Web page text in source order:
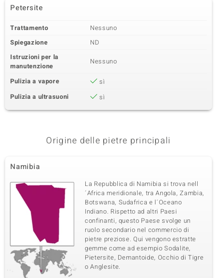
Petersite
Trattamento
Nessuno
Spiegazione
ND
Istruzioni per la
manutenzione
Nessuno
Pulizia a vapore
sì
Pulizia a ultrasuoni
sì
Origine delle pietre principali
Namibia
La Repubblica di Namibia si trova nell
´Africa meridionale, tra Angola, Zambia,
Botswana, Sudafrica e l´Oceano
Indiano. Rispetto ad altri Paesi
confinanti, questo Paese svolge un
ruolo secondario nel commercio di
pietre preziose. Qui vengono estratte
gemme come ad esempio Sodalite,
Pietersite, Demantoide, Occhio di Tigre
o Anglesite.